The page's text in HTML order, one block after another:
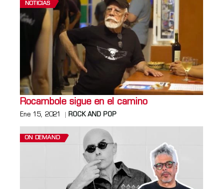
NOTICIAS
Rocambole sigue en el camino
Ene 15, 2021 ROCK AND POP
ON DEMAND